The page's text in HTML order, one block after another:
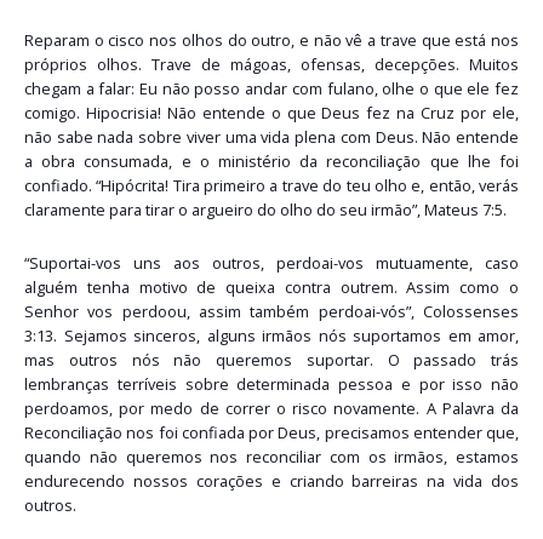
Reparam o cisco nos olhos do outro, e não vê a trave que está nos
próprios olhos. Trave de mágoas, ofensas, decepções. Muitos
chegam a falar: Eu não posso andar com fulano, olhe o que ele fez
comigo. Hipocrisia! Não entende o que Deus fez na Cruz por ele,
não sabe nada sobre viver uma vida plena com Deus. Não entende
a obra consumada, e o ministério da reconciliação que lhe foi
confiado. “Hipócrita! Tira primeiro a trave do teu olho e, então, verás
claramente para tirar o argueiro do olho do seu irmão”, Mateus 7:5.
“Suportai-vos uns aos outros, perdoai-vos mutuamente, caso
alguém tenha motivo de queixa contra outrem. Assim como o
Senhor vos perdoou, assim também perdoai-vós”, Colossenses
3:13. Sejamos sinceros, alguns irmãos nós suportamos em amor,
mas outros nós não queremos suportar. O passado trás
lembranças terríveis sobre determinada pessoa e por isso não
perdoamos, por medo de correr o risco novamente. A Palavra da
Reconciliação nos foi confiada por Deus, precisamos entender que,
quando não queremos nos reconciliar com os irmãos, estamos
endurecendo nossos corações e criando barreiras na vida dos
outros.